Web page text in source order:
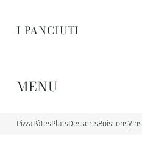
I PANCIUTI
MENU
PizzaPâtesPlatsDessertsBoissonsVins